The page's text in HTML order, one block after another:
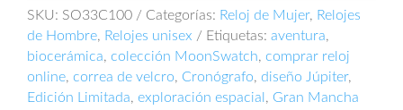
Jupiter
SO33C100
cantidad
SKU: SO33C100 Categorías: Reloj de Mujer, Relojes
de Hombre, Relojes unisex Etiquetas: aventura,
biocerámica, colección MoonSwatch, comprar reloj
online, correa de velcro, Cronógrafo, diseño Júpiter,
Edición Limitada, exploración espacial , Gran Mancha